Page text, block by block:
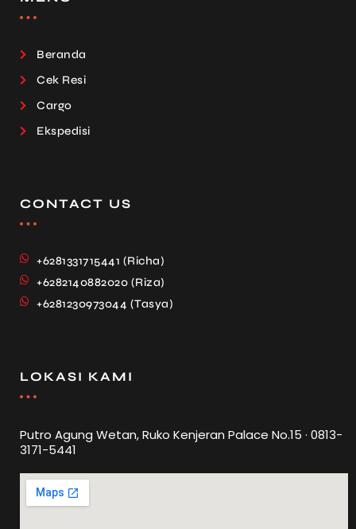
Beranda
Cek Resi
Cargo
Ekspedisi
CONTACT US
+6281331715441 (Richa)
+6282140882020 (Riza)
+6281230973044 (Tasya)
LOKASI KAMI
Putro Agung Wetan, Ruko Kenjeran Palace No.15 · 0813-
3171-5441